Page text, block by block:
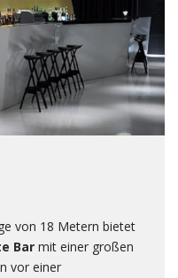
von 18 Metern bietet
Bar mit einer großen
vor einer